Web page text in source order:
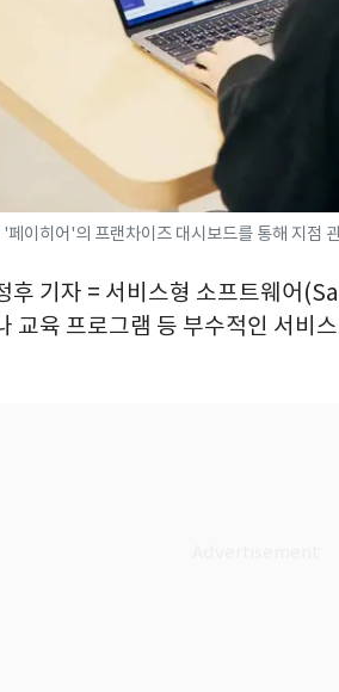
페이히어'의 프랜차이즈 대시보드를 통해 지점
후 기자 = 서비스형 소프트웨어
교육 프로그램 등 부수적인 서비